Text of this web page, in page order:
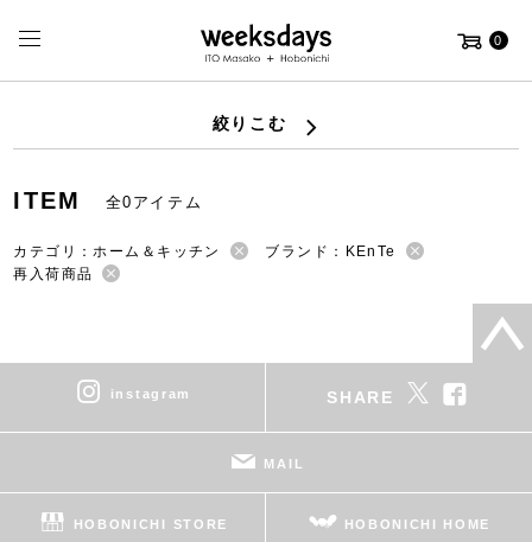
0
絞りこむ
ITEM 全0アイテム
カテゴリ：ホーム＆キッチン
ブランド：KEnTe
再入荷商品
instagram SHARE
MAIL
HOBONICHI STORE HOBONICHI HOME